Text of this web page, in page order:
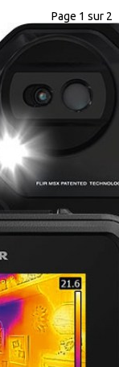
Page 1 sur 2